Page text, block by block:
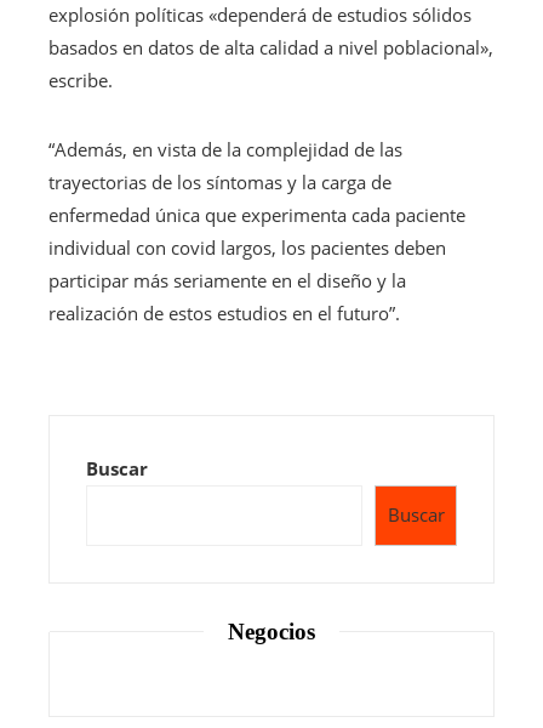
explosión políticas «dependerá de estudios sólidos
basados ​​en datos de alta calidad a nivel poblacional»,
escribe.
“Además, en vista de la complejidad de las
trayectorias de los síntomas y la carga de
enfermedad única que experimenta cada paciente
individual con covid largos, los pacientes deben
participar más seriamente en el diseño y la
realización de estos estudios en el futuro”.
Buscar
Buscar
Negocios